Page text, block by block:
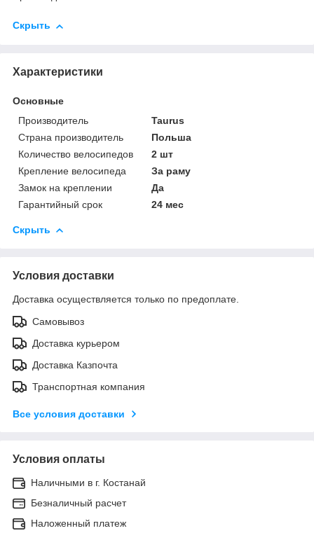
Скрыть
Характеристики
Основные
Производитель
Taurus
Страна производитель
Польша
Количество велосипедов
2 шт
Крепление велосипеда
За раму
Замок на креплении
Да
Гарантийный срок
24 мес
Скрыть
Условия доставки
Доставка осуществляется только по предоплате.
Самовывоз
Доставка курьером
Доставка Казпочта
Транспортная компания
Все условия доставки
Условия оплаты
Наличными в г. Костанай
Безналичный расчет
Наложенный платеж